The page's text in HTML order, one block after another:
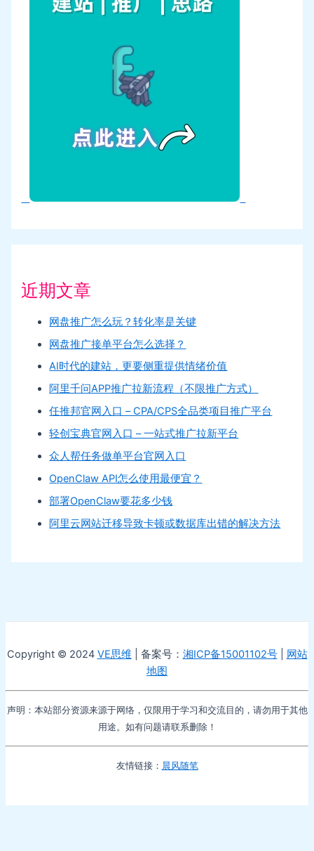
近期文章
网盘推广怎么玩？转化率是关键
网盘推广接单平台怎么选择？
AI时代的建站，更要侧重提供情绪价值
阿里千问APP推广拉新流程（不限推广方式）
任推邦官网入口 – CPA/CPS全品类项目推广平台
轻创宝典官网入口 – 一站式推广拉新平台
众人帮任务做单平台官网入口
OpenClaw API怎么使用最便宜？
部署OpenClaw要花多少钱
阿里云网站迁移导致卡顿或数据库出错的解决方法
Copyright © 2024 VE思维 | 备案号： 湘ICP备15001102号| 网站
地图
声明：本站部分资源来源于网络，仅限用于学习和交流目的，请勿用于其他
用途。如有问题请联系删除！
友情链接： 晨风随笔